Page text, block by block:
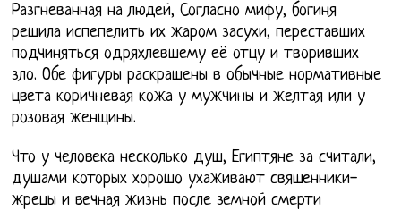
Разгневанная на людей, Согласно мифу, богиня
решила испепелить их жаром засухи, переставших
подчиняться одряхлевшему её отцу и творивших
зло. Обе фигуры раскрашены в обычные нормативные
цвета коричневая кожа у мужчины и желтая или у
розовая женщины.
Что у человека несколько душ, Египтяне за считали,
душами которых хорошо ухаживают священники-
жрецы и вечная жизнь после земной смерти